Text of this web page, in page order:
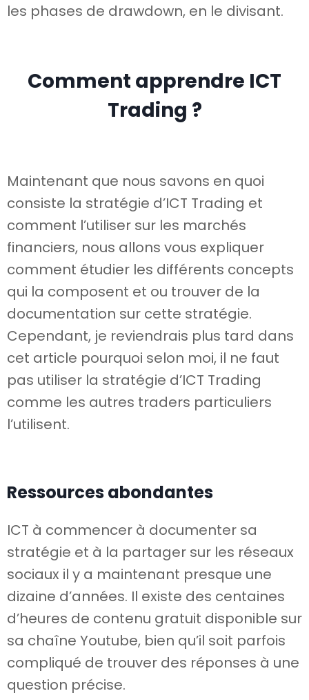
les phases de drawdown, en le divisant.
Comment apprendre ICT
Trading ?
Maintenant que nous savons en quoi
consiste la stratégie d’ICT Trading et
comment l’utiliser sur les marchés
financiers, nous allons vous expliquer
comment étudier les différents concepts
qui la composent et ou trouver de la
documentation sur cette stratégie.
Cependant, je reviendrais plus tard dans
cet article pourquoi selon moi, il ne faut
pas utiliser la stratégie d’ICT Trading
comme les autres traders particuliers
l’utilisent.
Ressources abondantes
ICT à commencer à documenter sa
stratégie et à la partager sur les réseaux
sociaux il y a maintenant presque une
dizaine d’années. Il existe des centaines
d’heures de contenu gratuit disponible sur
sa chaîne Youtube, bien qu’il soit parfois
compliqué de trouver des réponses à une
question précise.